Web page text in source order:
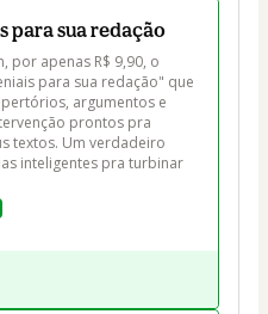
para sua redação
por apenas R$ 9,90, o
para sua redação" que
argumentos e
prontos pra
textos. Um verdadeiro
inteligentes pra turbinar